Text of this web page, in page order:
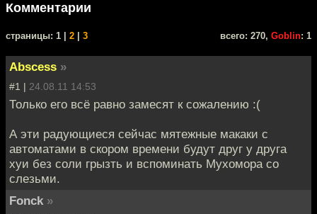
Комментарии
cтраницы: 1 | 2 3 всего: 270, Goblin: 1
Abscess »
#1 | 24.08.11 14:53
Только его всё равно замесят к сожалению :(
А эти радующиеся сейчас мятежные макаки с
автоматами в скором времени будут друг у друга
хуи без соли грызть и вспоминать Мухомора со
слезьми.
Fonck »